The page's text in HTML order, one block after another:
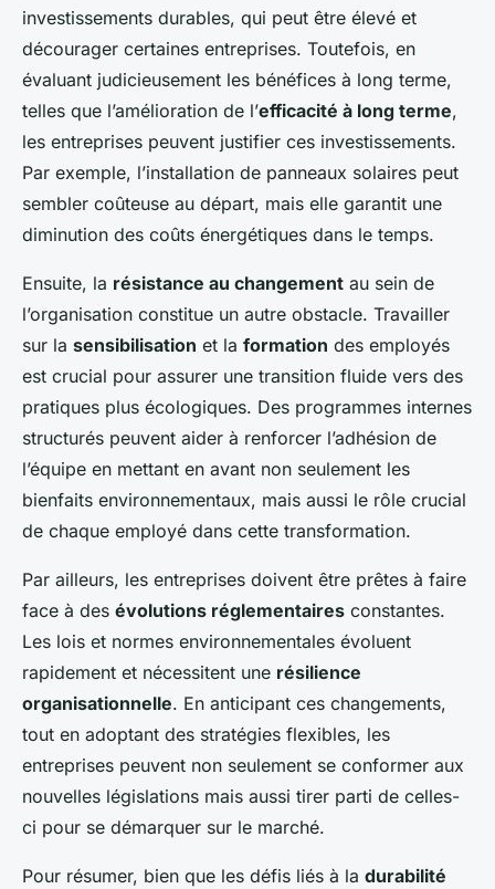
investissements durables, qui peut être élevé et
décourager certaines entreprises. Toutefois, en
évaluant judicieusement les bénéfices à long terme,
telles que l’amélioration de l’efficacité à long terme,
les entreprises peuvent justifier ces investissements.
Par exemple, l’installation de panneaux solaires peut
sembler coûteuse au départ, mais elle garantit une
diminution des coûts énergétiques dans le temps.
Ensuite, la résistance au changement au sein de
l’organisation constitue un autre obstacle. Travailler
sur la sensibilisation et la formation des employés
est crucial pour assurer une transition fluide vers des
pratiques plus écologiques. Des programmes internes
structurés peuvent aider à renforcer l’adhésion de
l’équipe en mettant en avant non seulement les
bienfaits environnementaux, mais aussi le rôle crucial
de chaque employé dans cette transformation.
Par ailleurs, les entreprises doivent être prêtes à faire
face à des évolutions réglementaires constantes.
Les lois et normes environnementales évoluent
rapidement et nécessitent une résilience
organisationnelle. En anticipant ces changements,
tout en adoptant des stratégies flexibles, les
entreprises peuvent non seulement se conformer aux
nouvelles législations mais aussi tirer parti de celles-
ci pour se démarquer sur le marché.
Pour résumer, bien que les défis liés à la durabilité